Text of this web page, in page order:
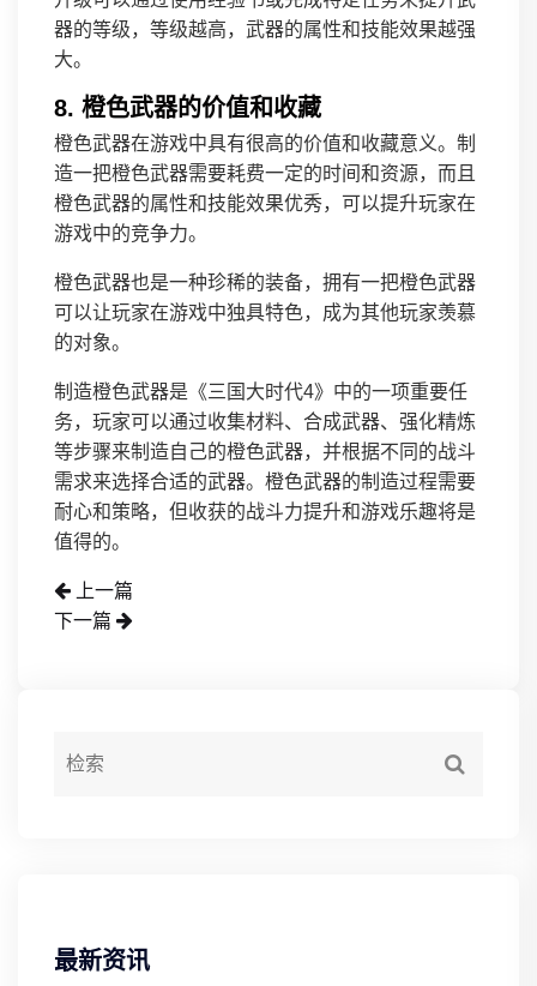
器的等级，等级越高，武器的属性和技能效果越强
大。
8. 橙色武器的价值和收藏
橙色武器在游戏中具有很高的价值和收藏意义。制
造一把橙色武器需要耗费一定的时间和资源，而且
橙色武器的属性和技能效果优秀，可以提升玩家在
游戏中的竞争力。
橙色武器也是一种珍稀的装备，拥有一把橙色武器
可以让玩家在游戏中独具特色，成为其他玩家羡慕
的对象。
制造橙色武器是《三国大时代4》中的一项重要任
务，玩家可以通过收集材料、合成武器、强化精炼
等步骤来制造自己的橙色武器，并根据不同的战斗
需求来选择合适的武器。橙色武器的制造过程需要
耐心和策略，但收获的战斗力提升和游戏乐趣将是
值得的。
上一篇
下一篇
最新资讯